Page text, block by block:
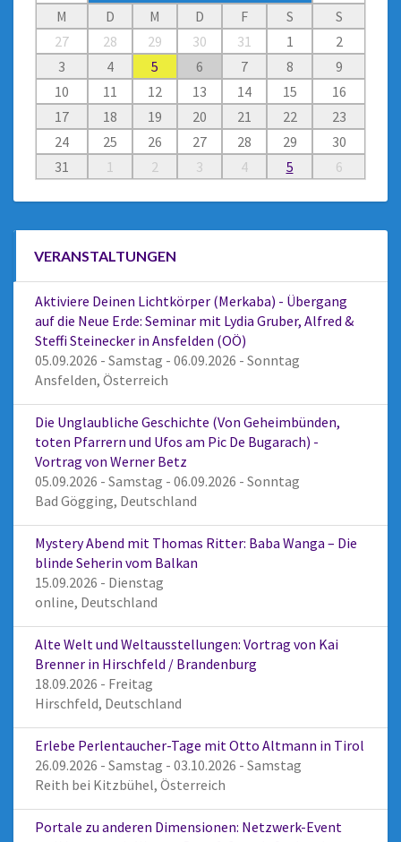
M D M D F S
S
27
28 29 30 31 1
2
3
4 5 6 7 8
9
10
11 12 13 14 15
16
17
18 19 20 21 22
23
24
25 26 27 28 29
30
31
1 2 3 4 5 6
VERANSTALTUNGEN
Aktiviere Deinen Lichtkörper (Merkaba) - Übergang
auf die Neue Erde: Seminar mit Lydia Gruber, Alfred &
Steffi Steinecker in Ansfelden (OÖ)
05.09.2026 - Samstag - 06.09.2026 - Sonntag
Ansfelden, Österreich
Die Unglaubliche Geschichte (Von Geheimbünden,
toten Pfarrern und Ufos am Pic De Bugarach) -
Vortrag von Werner Betz
05.09.2026 - Samstag - 06.09.2026 - Sonntag
Bad Gögging, Deutschland
Mystery Abend mit Thomas Ritter: Baba Wanga – Die
blinde Seherin vom Balkan
15.09.2026 - Dienstag
online, Deutschland
Alte Welt und Weltausstellungen: Vortrag von Kai
Brenner in Hirschfeld / Brandenburg
18.09.2026 - Freitag
Hirschfeld, Deutschland
Erlebe Perlentaucher-Tage mit Otto Altmann in Tirol
26.09.2026 - Samstag - 03.10.2026 - Samstag
Reith bei Kitzbühel, Österreich
Portale zu anderen Dimensionen: Netzwerk-Event